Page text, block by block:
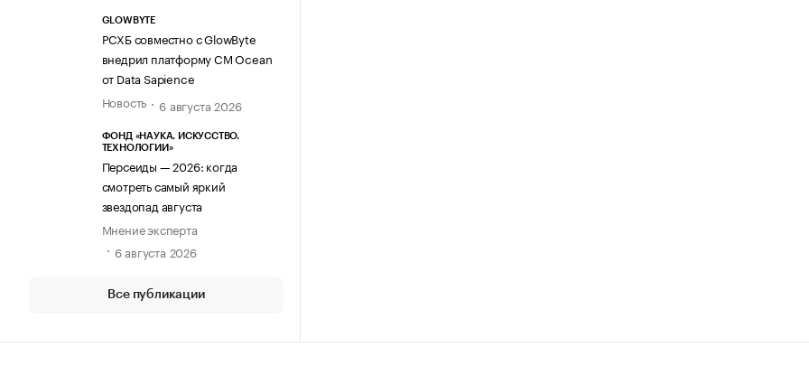
GLOWBYTE
РСХБ совместно с GlowByte
внедрил платформу CM Ocean
от Data Sapience
Новость
6 августа 2026
ФОНД «НАУКА. ИСКУССТВО.
ТЕХНОЛОГИИ»
Персеиды — 2026: когда
смотреть самый яркий
звездопад августа
Мнение эксперта
6 августа 2026
Все публикации